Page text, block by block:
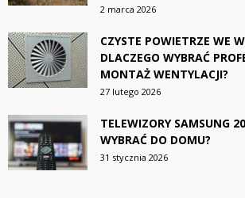
2 marca 2026
CZYSTE POWIETRZE WE
DLACZEGO WYBRAĆ
MONTAŻ WENTYLACJI?
27 lutego 2026
TELEWIZORY SAMSUNG
WYBRAĆ DO DOMU?
31 stycznia 2026